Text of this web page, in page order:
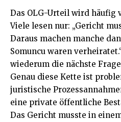
Das OLG-Urteil wird häufig
Viele lesen nur: „Gericht
Daraus machen manche
Somuncu waren
wiederum die nächste
Genau diese Kette ist
juristische
eine private öffentliche
Das Gericht musste in